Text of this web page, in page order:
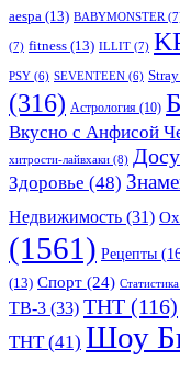
aespa (13) BABYMONSTER
(7) fitness (13) ILLIT (7)
PSY (6) SEVENTEEN (6)
(316) Астрология (10)
Вкусно с Анфисой
хитрости-лайвхаки (8)
Здоровье (48)
Недвижимость (31)
(1561) Рецепты
(13) Спорт (24) Статистика
ТВ-3 (33) ТНТ (116)
ТНТ(41) Шоу